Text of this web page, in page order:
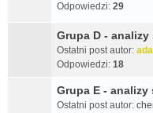
Odpowiedzi: 29
Grupa D -
Ostatni post autor:
Odpowiedzi: 18
Grupa E - analizy
Ostatni post autor: